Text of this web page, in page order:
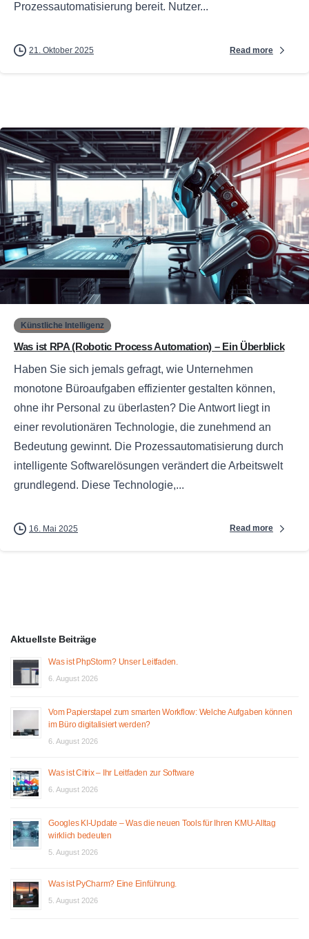
Prozessautomatisierung bereit. Nutzer...
21. Oktober 2025 Read more
0
Künstliche Intelligenz
Was ist RPA (Robotic Process Automation) – Ein Überblick
Haben Sie sich jemals gefragt, wie Unternehmen
monotone Büroaufgaben effizienter gestalten können,
ohne ihr Personal zu überlasten? Die Antwort liegt in
einer revolutionären Technologie, die zunehmend an
Bedeutung gewinnt. Die Prozessautomatisierung durch
intelligente Softwarelösungen verändert die Arbeitswelt
grundlegend. Diese Technologie,...
16. Mai 2025 Read more
Aktuellste Beiträge
Was ist PhpStorm? Unser Leitfaden.
6. August 2026
Vom Papierstapel zum smarten Workflow: Welche Aufgaben können
im Büro digitalisiert werden?
6. August 2026
Was ist Citrix – Ihr Leitfaden zur Software
6. August 2026
Googles KI-Update – Was die neuen Tools für Ihren KMU-Alltag
wirklich bedeuten
5. August 2026
Was ist PyCharm? Eine Einführung.
5. August 2026